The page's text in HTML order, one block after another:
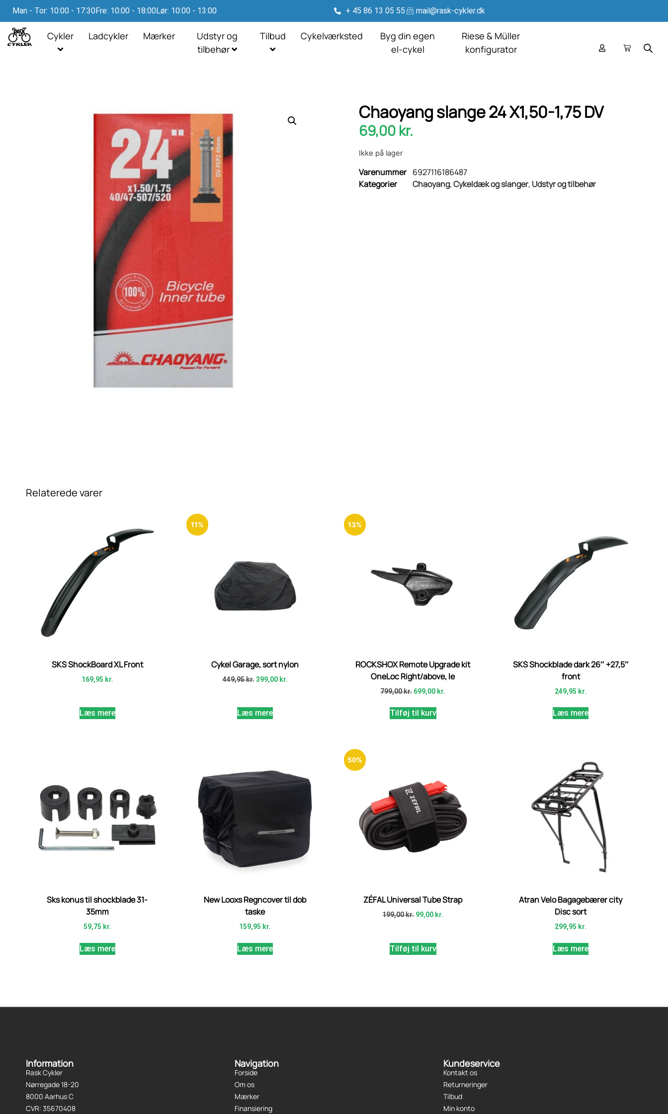
Man - Tor: 10:00 - 17:30Fre: 10:00 - 18:00Lør: 10:00 - 13:00 + 45 86 13 05 55 mail@rask-cykler.dk
Cykler Ladcykler Mærker
Udstyr og
tilbehør
Tilbud Cykelværksted
Byg din egen
el-cykel
Riese & Müller
konfigurator
Chaoyang slange 24 X1,50-1,75 DV
69,00 kr.
Ikke på lager
Varenummer 6927116186487
Kategorier
Chaoyang,Cykeldæk og slanger, Udstyr og tilbehør
Relaterede varer
SKS ShockBoard XL Front
169,95 kr.
Læs mere
11%
Cykel Garage, sort nylon
449,95kr. 399,00 kr.
Læs mere
13%
ROCKSHOX Remote Upgrade kit
OneLoc Right/above, le
799,00kr. 699,00 kr.
Tilføj til kurv
SKS Shockblade dark 26″ +27,5″
front
249,95 kr.
Læs mere
Sks konus til shockblade 31-
35mm
59,75 kr.
Læs mere
New Looxs Regncover til dob
taske
159,95 kr.
Læs mere
50%
ZÉFAL Universal Tube Strap
199,00kr. 99,00 kr.
Tilføj til kurv
Atran Velo Bagagebærer city
Disc sort
299,95 kr.
Læs mere
Information
Rask Cykler
Nørregade 18-20
8000 Aarhus C
CVR: 35670408
Navigation
Forside
Om os
Mærker
Finansiering
Kundeservice
Kontakt os
Returneringer
Tilbud
Min konto